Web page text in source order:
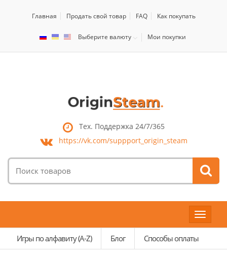
Главная Продать свой товар FAQ Как покупать
Выберите валюту Мои покупки
Тех. Поддержка 24/7/365
https://vk.com/suppport_origin_steam
товаров:
Toggle
Игры по алфавиту (A-Z)
Блог Способы оплаты